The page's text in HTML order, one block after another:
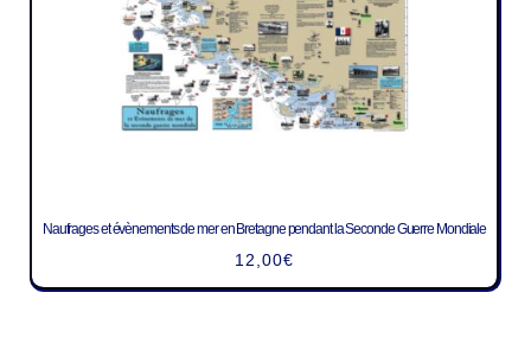
Naufrages et évènements de mer en Bretagne pendant la Seconde Guerre Mondiale
12,00€